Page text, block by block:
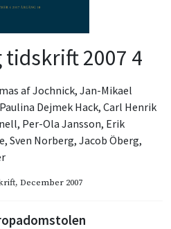
2007 4
af Jochnick, Jan-Mikael
Paulina Dejmek Hack, Carl Henrik
, Per-Ola Jansson, Erik
, Sven Norberg, Jacob Öberg,
, December 2007